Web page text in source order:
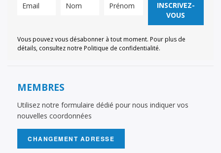
INSCRIVEZ-
VOUS
Vous pouvez vous désabonner à tout moment. Pour plus de
détails, consultez notre Politique de confidentialité.
MEMBRES
Utilisez notre formulaire dédié pour nous indiquer vos
nouvelles coordonnées
CHANGEMENT ADRESSE